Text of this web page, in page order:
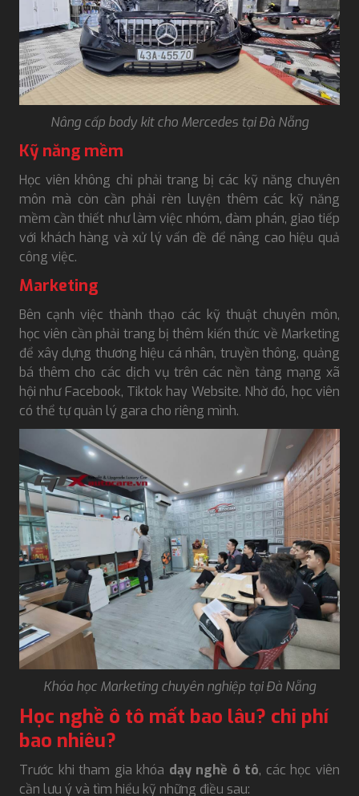
Nâng cấp body kit cho Mercedes tại Đà Nẵng
Kỹ năng mềm
Học viên không chỉ phải trang bị các kỹ năng chuyên
môn mà còn cần phải rèn luyện thêm các kỹ năng
mềm cần thiết như làm việc nhóm, đàm phán, giao tiếp
với khách hàng và xử lý vấn đề để nâng cao hiệu quả
công việc.
Marketing
Bên cạnh việc thành thạo các kỹ thuật chuyên môn,
học viên cần phải trang bị thêm kiến thức về Marketing
để xây dựng thương hiệu cá nhân, truyền thông, quảng
bá thêm cho các dịch vụ trên các nền tảng mạng xã
hội như Facebook, Tiktok hay Website. Nhờ đó, học viên
có thể tự quản lý gara cho riêng mình.
Khóa học Marketing chuyên nghiệp tại Đà Nẵng
Học nghề ô tô mất bao lâu? chi phí
bao nhiêu?
Trước khi tham gia khóa dạy nghề ô tô, các học viên
cần lưu ý và tìm hiểu kỹ những điều sau: